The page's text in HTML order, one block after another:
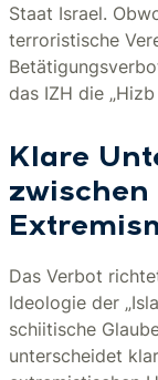
Staat Israel.
terroristische
das IZH die
Klare
zwischen
Das Verbot
Ideologie der
schiitische
unterscheidet